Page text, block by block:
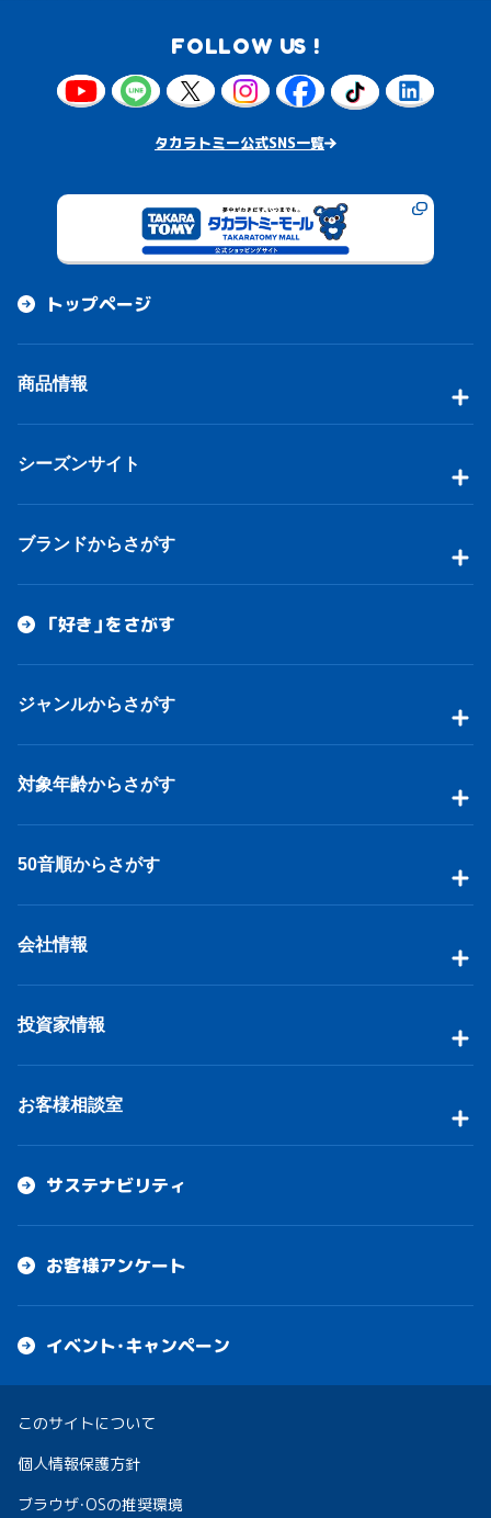
FOLLOW US !
タカラトミー公式SNS一覧
トップページ
商品情報
シーズンサイト
ブランドからさがす
「好き」をさがす
ジャンルからさがす
対象年齢からさがす
50音順からさがす
会社情報
投資家情報
お客様相談室
サステナビリティ
お客様アンケート
イベント・キャンペーン
このサイトについて
個人情報保護方針
ブラウザ・OSの推奨環境